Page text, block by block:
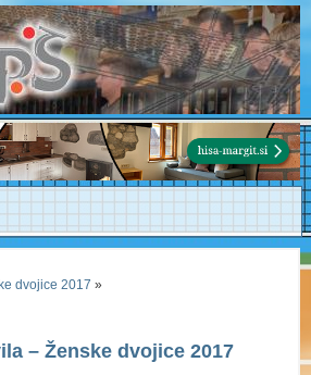
dvojice 2017 »
– Ženske dvojice 2017